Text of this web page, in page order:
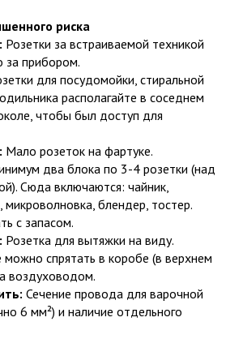
риска
Розетки за встраиваемой техникой
за прибором.
для посудомойки, стиральной
располагайте в соседнем
чтобы был доступ для
Мало розеток на фартуке.
два блока по 3-4 розетки (над
Сюда включаются: чайник,
блендер, тостер.
с запасом.
Розетка для вытяжки на виду.
спрятать в коробе (в верхнем
воздуховодом.
Сечение провода для варочной
6 мм²) и наличие отдельного